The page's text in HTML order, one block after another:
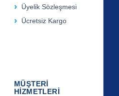
Üyelik Sözleşmesi
Ücretsiz Kargo
MÜŞTERİ
HİZMETLERİ